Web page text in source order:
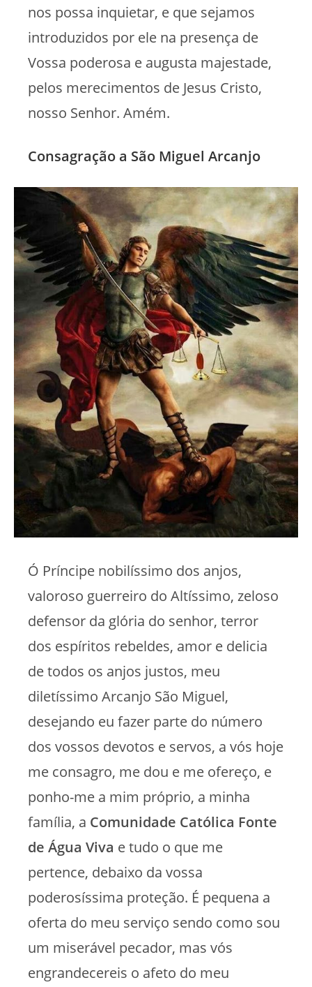
nos possa inquietar, e que sejamos
introduzidos por ele na presença de
Vossa poderosa e augusta majestade,
pelos merecimentos de Jesus Cristo,
nosso Senhor. Amém.
Consagração a São Miguel Arcanjo
Ó Príncipe nobilíssimo dos anjos,
valoroso guerreiro do Altíssimo, zeloso
defensor da glória do senhor, terror
dos espíritos rebeldes, amor e delicia
de todos os anjos justos, meu
diletíssimo Arcanjo São Miguel,
desejando eu fazer parte do número
dos vossos devotos e servos, a vós hoje
me consagro, me dou e me ofereço, e
ponho-me a mim próprio, a minha
família, a Comunidade Católica Fonte
de Água Viva e tudo o que me
pertence, debaixo da vossa
poderosíssima proteção. É pequena a
oferta do meu serviço sendo como sou
um miserável pecador, mas vós
engrandecereis o afeto do meu